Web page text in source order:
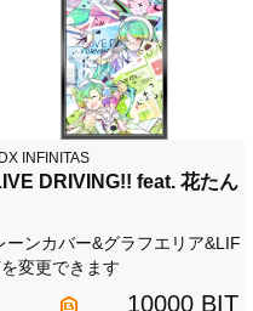
IIDX INFINITAS
DRIVING!! feat. 花たん
ーンカバー&グラフエリア&LIF
変更できます
10000 BIT